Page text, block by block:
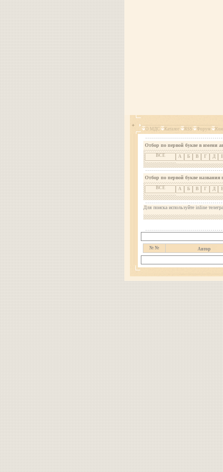
О МДС Каталог RSS Форум
Отбор по первой букве в имени
ВСЕ А Б В Г Д
Отбор по первой букве названия
ВСЕ А Б В Г Д
Для поиска используйте inline
№ № Автор